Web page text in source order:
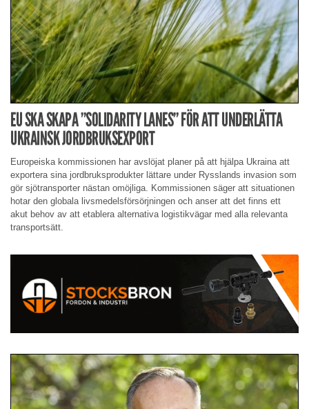
EU SKA SKAPA ”SOLIDARITY LANES” FÖR ATT UNDERLÄTTA
UKRAINSK JORDBRUKSEXPORT
Europeiska kommissionen har avslöjat planer på att hjälpa Ukraina att
exportera sina jordbruksprodukter lättare under Rysslands invasion som
gör sjötransporter nästan omöjliga. Kommissionen säger att situationen
hotar den globala livsmedelsförsörjningen och anser att det finns ett
akut behov av att etablera alternativa logistikvägar med alla relevanta
transportsätt.